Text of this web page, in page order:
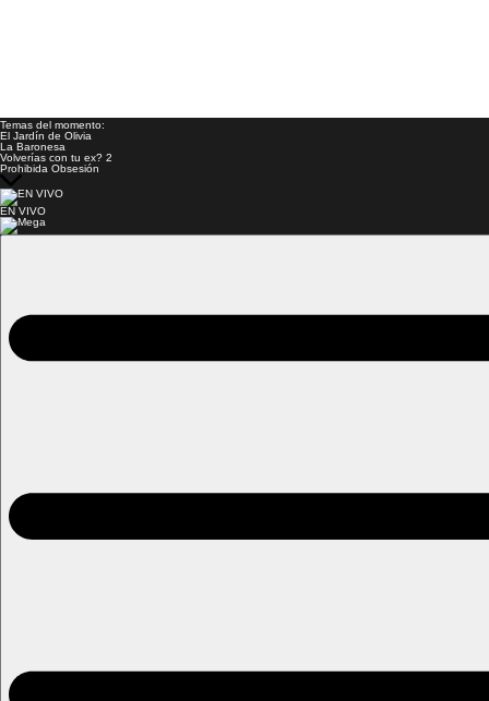
Temas del momento:
El Jardín de Olivia
La Baronesa
Volverías con tu ex? 2
Prohibida Obsesión
EN VIVO